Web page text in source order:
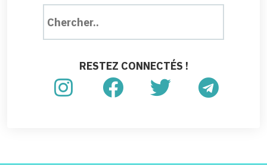
RESTEZ CONNECTÉS !